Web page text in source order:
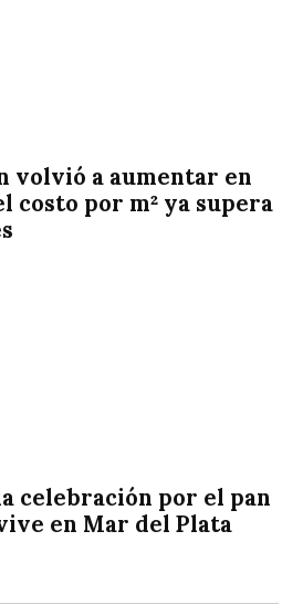
volvió a aumentar en
costo por m² ya supera
celebración por el pan
en Mar del Plata